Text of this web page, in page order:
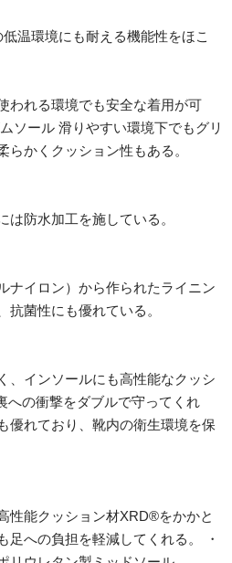
温環境にも耐える機能性をほこ
われる環境でも安全な着用が可
ソール 滑りやすい環境下でもグリ
らかくクッション性もある。
は防水加工を施している。
ナイロン）から作られたライニン
抗菌性にも優れている。
、インソールにも高性能なクッシ
への衝撃をダブルで守ってくれ
優れており、靴内の衛生環境を保
性能クッション材XRD®をかかと
足への負担を軽減してくれる。 ・